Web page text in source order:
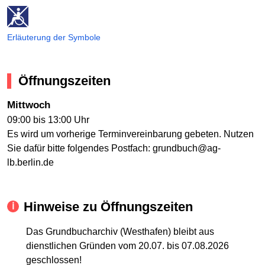
Erläuterung der Symbole
Öffnungszeiten
Mittwoch
09:00 bis 13:00 Uhr
Es wird um vorherige Terminvereinbarung gebeten. Nutzen
Sie dafür bitte folgendes Postfach: grundbuch@ag-
lb.berlin.de
Hinweise zu Öffnungszeiten
Das Grundbucharchiv (Westhafen) bleibt aus
dienstlichen Gründen vom 20.07. bis 07.08.2026
geschlossen!